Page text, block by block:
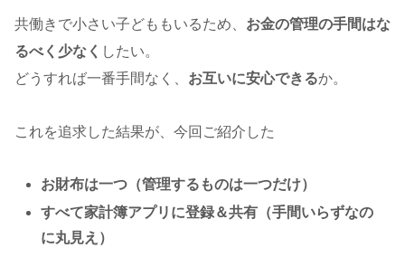
共働きで小さい子どももいるため、 お金の管理の手間はな
るべく少なく したい。
どうすれば一番手間なく、 お互いに安心できるか。
これを追求した結果が、今回ご紹介した
お財布は一つ（管理するものは一つだけ）
すべて家計簿アプリに登録＆共有 （手間いらずなの
に丸見え）